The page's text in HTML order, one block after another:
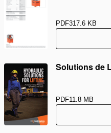
PDF317.6 KB
Solutions de
PDF11.8 MB